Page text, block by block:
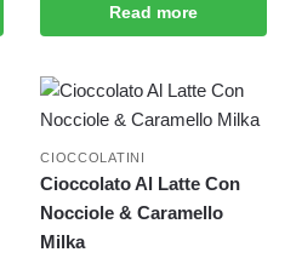
Read more
CIOCCOLATINI
Cioccolato Al Latte Con
Nocciole & Caramello
Milka